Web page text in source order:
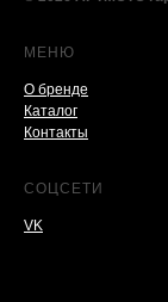
МЕНЮ
О бренде
Каталог
Контакты
СОЦСЕТИ
VK